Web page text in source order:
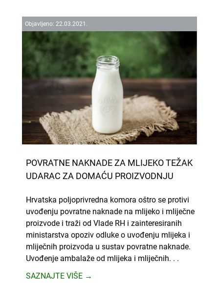
Objavljeno: 22.03.2021.
POVRATNE NAKNADE ZA MLIJEKO TEŽAK
UDARAC ZA DOMAĆU PROIZVODNJU
Hrvatska poljoprivredna komora oštro se protivi
uvođenju povratne naknade na mlijeko i mliječne
proizvode i traži od Vlade RH i zainteresiranih
ministarstva opoziv odluke o uvođenju mlijeka i
mliječnih proizvoda u sustav povratne naknade.
Uvođenje ambalaže od mlijeka i mliječnih. . .
SAZNAJTE VIŠE →